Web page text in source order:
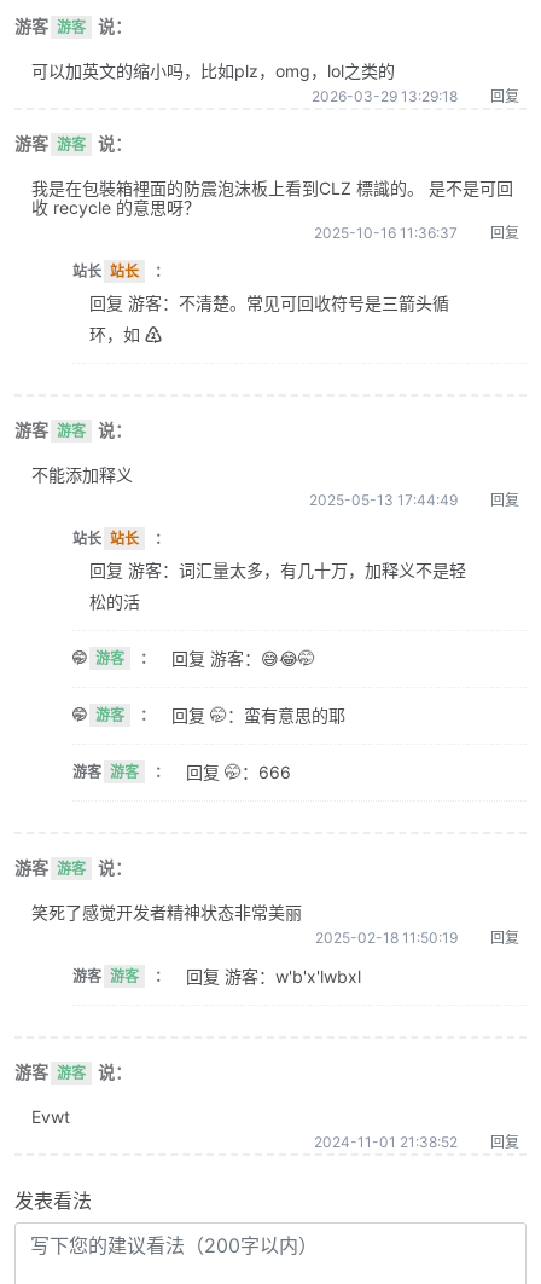
游客 游客 说：
可以加英文的缩小吗，比如plz，omg，lol之类的
2026-03-29 13:29:18 回复
游客 游客 说：
我是在包裝箱裡面的防震泡沫板上看到CLZ 標識的。 是不是可回
收 recycle 的意思呀？
2025-10-16 11:36:37 回复
站长 站长 ：
回复 游客：不清楚。常见可回收符号是三箭头循
环，如 ♴
游客 游客 说：
不能添加释义
2025-05-13 17:44:49 回复
站长 站长 ：
回复 游客：词汇量太多，有几十万，加释义不是轻
松的活
🤭 游客 ： 回复 游客：😅😂🤭
🤭 游客 ： 回复 🤭：蛮有意思的耶
游客 游客 ： 回复 🤭：666
游客 游客 说：
笑死了感觉开发者精神状态非常美丽
2025-02-18 11:50:19 回复
游客 游客 ： 回复 游客：w'b'x'lwbxl
游客 游客 说：
Evwt
2024-11-01 21:38:52 回复
发表看法